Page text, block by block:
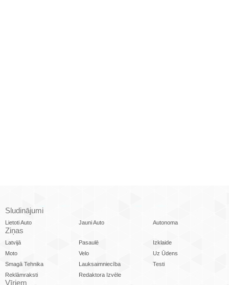
Sludinājumi
Lietoti Auto Jauni Auto Autonoma
Ziņas
Latvijā Pasaulē
Izklaide
Moto
Velo
Uz Ūdens
Smagā Tehnika
Lauksaimniecība
Testi
Reklāmraksti
Redaktora Izvēle
Vīriem